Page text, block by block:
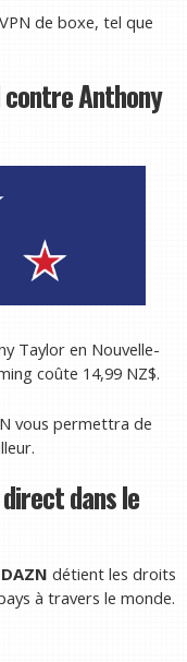
de boxe, tel que
Anthony
Taylor en Nouvelle-
coûte 14,99 NZ$.
vous permettra de
dans le
DAZN détient les droits
à travers le monde.